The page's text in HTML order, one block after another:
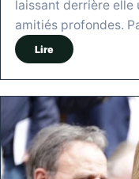
laissant derrière elle
amitiés profondes.
Lire